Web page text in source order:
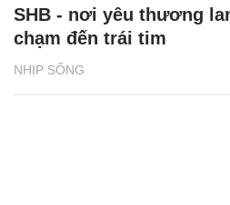
NHỊP SỐNG
SHB - nơi yêu thương
chạm đến trái tim